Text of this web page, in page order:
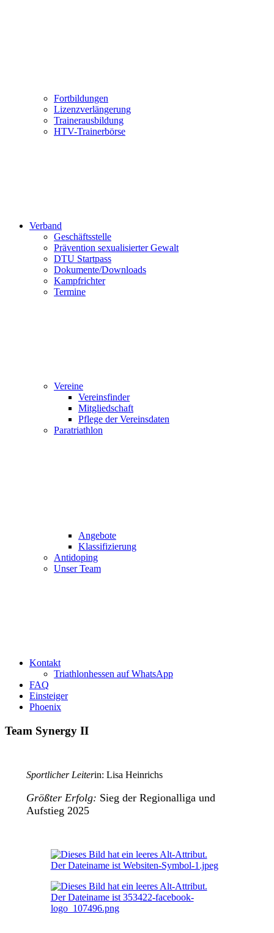
Fortbildungen
Lizenzverlängerung
Trainerausbildung
HTV-Trainerbörse
Verband
Geschäftsstelle
Prävention sexualisierter Gewalt
DTU Startpass
Dokumente/Downloads
Kampfrichter
Termine
Vereine
Vereinsfinder
Mitgliedschaft
Pflege der Vereinsdaten
Paratriathlon
Angebote
Klassifizierung
Antidoping
Unser Team
Kontakt
Triathlonhessen auf WhatsApp
FAQ
Einsteiger
Phoenix
Team Synergy II
Sportlicher Leiterin: Lisa Heinrichs
Größter Erfolg: Sieg der Regionalliga und
Aufstieg 2025